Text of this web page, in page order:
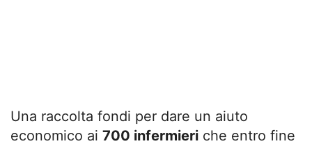
Una raccolta fondi per dare un aiuto
economico ai 700 infermieri che entro fine